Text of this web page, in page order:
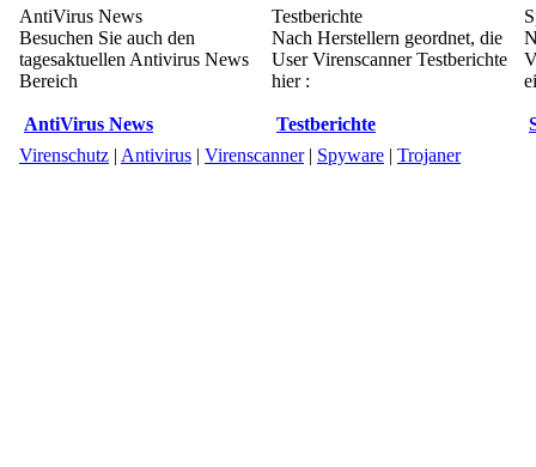
AntiVirus News
Besuchen Sie auch den
tagesaktuellen Antivirus News
Bereich
AntiVirus News
Testberichte
Nach Herstellern geordnet, die
User Virenscanner Testberichte
hier :
Testberichte
Virenschutz | Antivirus | Virenscanner| Spyware | Trojaner